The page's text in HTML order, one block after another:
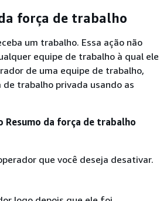
força de trabalho
um trabalho. Essa ação não
equipe de trabalho à qual ele
de uma equipe de trabalho,
trabalho privada usando as
Resumo da força de trabalho
que você deseja desativar.